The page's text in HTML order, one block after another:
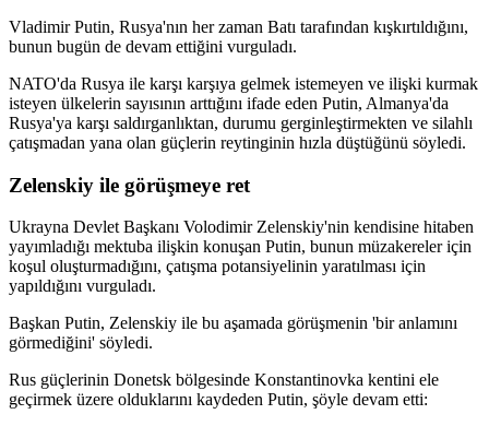
Vladimir Putin, Rusya'nın her zaman Batı tarafından kışkırtıldığını,
bunun bugün de devam ettiğini vurguladı.
NATO'da Rusya ile karşı karşıya gelmek istemeyen ve ilişki kurmak
isteyen ülkelerin sayısının arttığını ifade eden Putin, Almanya'da
Rusya'ya karşı saldırganlıktan, durumu gerginleştirmekten ve silahlı
çatışmadan yana olan güçlerin reytinginin hızla düştüğünü söyledi.
Zelenskiy ile görüşmeye ret
Ukrayna Devlet Başkanı Volodimir Zelenskiy'nin kendisine hitaben
yayımladığı mektuba ilişkin konuşan Putin, bunun müzakereler için
koşul oluşturmadığını, çatışma potansiyelinin yaratılması için
yapıldığını vurguladı.
Başkan Putin, Zelenskiy ile bu aşamada görüşmenin 'bir anlamını
görmediğini' söyledi.
Rus güçlerinin Donetsk bölgesinde Konstantinovka kentini ele
geçirmek üzere olduklarını kaydeden Putin, şöyle devam etti: